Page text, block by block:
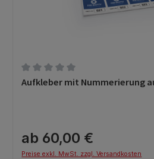
Durchschnittliche Bewertung
Aufkleber mit Nummerierung
ab 60,00 €
Preise exkl. MwSt. zzgl. Versandkosten